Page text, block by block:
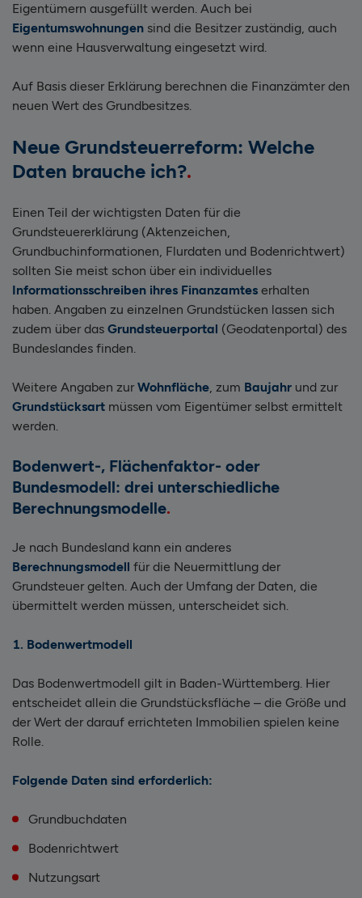
Eigentümern ausgefüllt werden. Auch bei
Eigentumswohnungen sind die Besitzer zuständig, auch
wenn eine Hausverwaltung eingesetzt wird.
Auf Basis dieser Erklärung berechnen die Finanzämter den
neuen Wert des Grundbesitzes.
Neue Grundsteuerreform: Welche
Daten brauche ich?
Einen Teil der wichtigsten Daten für die
Grundsteuererklärung (Aktenzeichen,
Grundbuchinformationen, Flurdaten und Bodenrichtwert)
sollten Sie meist schon über ein individuelles
Informationsschreiben ihres Finanzamtes erhalten
haben. Angaben zu einzelnen Grundstücken lassen sich
zudem über das Grundsteuerportal (Geodatenportal) des
Bundeslandes finden.
Weitere Angaben zur Wohnfläche, zum Baujahr und zur
Grundstücksart müssen vom Eigentümer selbst ermittelt
werden.
Bodenwert-, Flächenfaktor- oder
Bundesmodell: drei unterschiedliche
Berechnungsmodelle
Je nach Bundesland kann ein anderes
Berechnungsmodell für die Neuermittlung der
Grundsteuer gelten. Auch der Umfang der Daten, die
übermittelt werden müssen, unterscheidet sich.
1. Bodenwertmodell
Das Bodenwertmodell gilt in Baden-Württemberg. Hier
entscheidet allein die Grundstücksfläche – die Größe und
der Wert der darauf errichteten Immobilien spielen keine
Rolle.
Folgende Daten sind erforderlich:
Grundbuchdaten
Bodenrichtwert
Nutzungsart